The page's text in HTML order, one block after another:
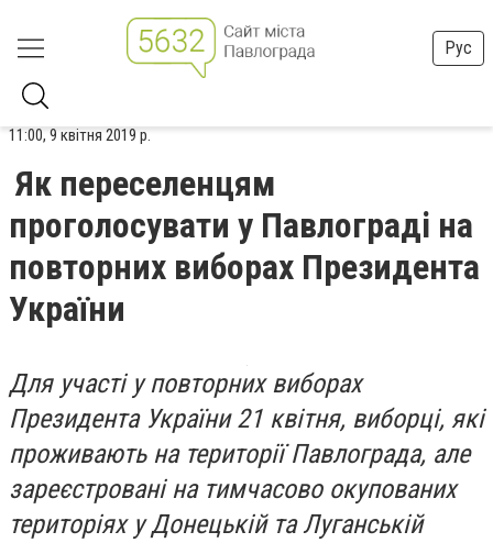
Рус
11:00, 9 квітня 2019 р.
Як переселенцям
проголосувати у Павлограді на
повторних виборах Президента
України
Для участі у повторних виборах
Президента України 21 квітня, виборці, які
проживають на території Павлограда, але
зареєстровані на тимчасово окупованих
територіях у Донецькій та Луганській